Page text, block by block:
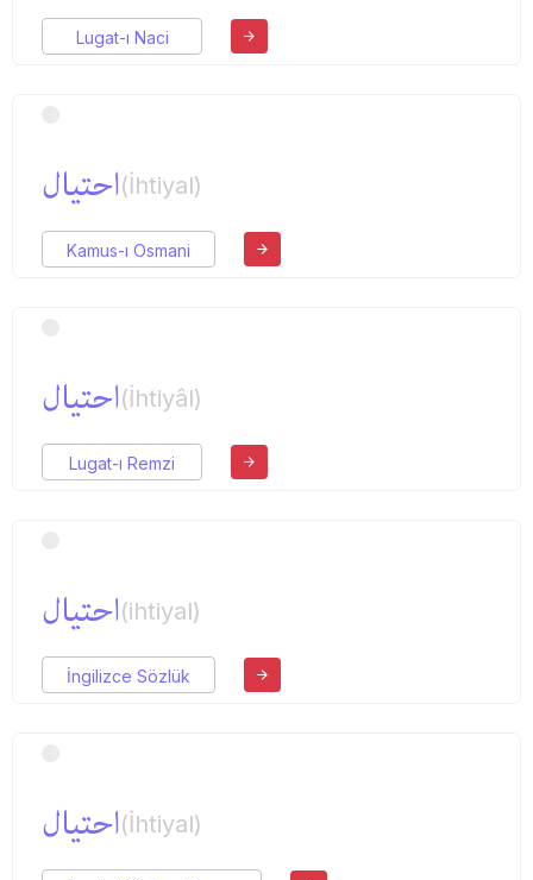
Lugat-ı Naci
احتیال(İhtiyal)
Kamus-ı Osmani
احتیال(İhtiyâl)
Lugat-ı Remzi
احتیال(ihtiyal)
İngilizce Sözlük
احتیال(İhtiyal)